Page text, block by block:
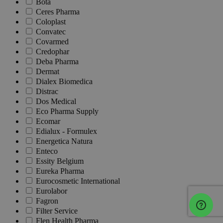
Bota
Ceres Pharma
Coloplast
Convatec
Covarmed
Credophar
Deba Pharma
Dermat
Dialex Biomedica
Distrac
Dos Medical
Eco Pharma Supply
Ecomar
Edialux - Formulex
Energetica Natura
Enteco
Essity Belgium
Eureka Pharma
Eurocosmetic International
Eurolabor
Fagron
Filter Service
Flen Health Pharma